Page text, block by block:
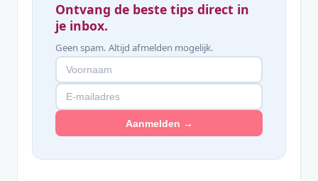
Ontvang de beste tips direct in
je inbox.
Geen spam. Altijd afmelden mogelijk.
Aanmelden →